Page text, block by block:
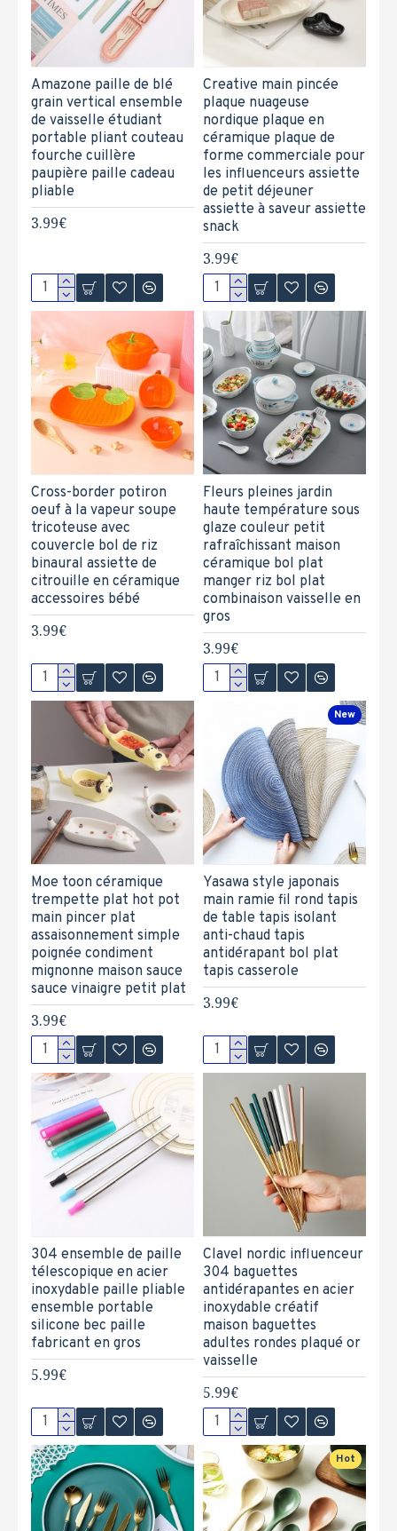
Amazone paille de blé
grain vertical ensemble
de vaisselle étudiant
portable pliant couteau
fourche cuillère
paupière paille cadeau
pliable
3.99€
Creative main pincée
plaque nuageuse
nordique plaque en
céramique plaque de
forme commerciale pour
les influenceurs assiette
de petit déjeuner
assiette à saveur assiette
snack
3.99€
Cross-border potiron
oeuf à la vapeur soupe
tricoteuse avec
couvercle bol de riz
binaural assiette de
citrouille en céramique
accessoires bébé
3.99€
Fleurs pleines jardin
haute température sous
glaze couleur petit
rafraîchissant maison
céramique bol plat
manger riz bol plat
combinaison vaisselle en
gros
3.99€
Moe toon céramique
trempette plat hot pot
main pincer plat
assaisonnement simple
poignée condiment
mignonne maison sauce
sauce vinaigre petit plat
3.99€
New
Yasawa style japonais
main ramie fil rond tapis
de table tapis isolant
anti-chaud tapis
antidérapant bol plat
tapis casserole
3.99€
304 ensemble de paille
télescopique en acier
inoxydable paille pliable
ensemble portable
silicone bec paille
fabricant en gros
5.99€
Clavel nordic influenceur
304 baguettes
antidérapantes en acier
inoxydable créatif
maison baguettes
adultes rondes plaqué or
vaisselle
5.99€
Hot